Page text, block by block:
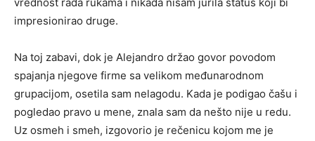
impresionirao druge.
Na toj zabavi, dok je Alejandro držao govor povodom
spajanja njegove firme sa velikom međunarodnom
grupacijom, osetila sam nelagodu. Kada je podigao čašu i
pogledao pravo u mene, znala sam da nešto nije u redu.
Uz osmeh i smeh, izgovorio je rečenicu kojom me je